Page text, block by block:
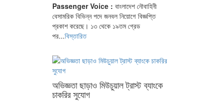
Passenger Voice : বাংলাদেশ নৌবাহিনী
বেসামরিক বিভিন্ন পদে জনবল নিয়োগে বিজ্ঞপ্তি
প্রকাশ করেছে। ১৩ থেকে ১৯তম গ্রেড
পর...বিস্তারিত
অভিজ্ঞতা ছাড়াও মিউচুয়াল ট্রাস্ট ব্যাংকে
চাকরির সুযোগ